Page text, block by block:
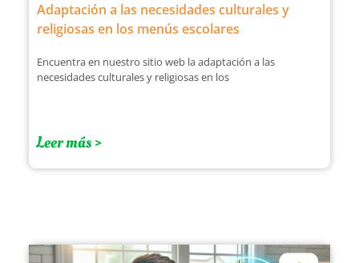
Adaptación a las necesidades culturales y
religiosas en los menús escolares
Encuentra en nuestro sitio web la adaptación a las
necesidades culturales y religiosas en los
Leer más >